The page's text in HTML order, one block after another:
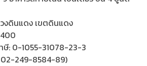
งดินแดง เขตดินแดง
ษี: 0-1055-31078-23-3
02-249-8584-89)